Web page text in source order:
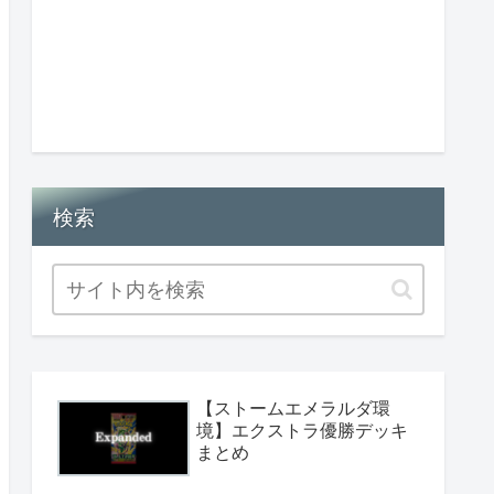
検索
【ストームエメラルダ環
境】エクストラ優勝デッキ
まとめ